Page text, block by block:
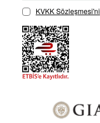
KVKK Sözleşmesi'ni